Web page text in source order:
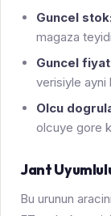
Guncel stok:
magaza
Guncel
verisiyle ayni
Olcu
olcuye gore
Jant
Bu urunun